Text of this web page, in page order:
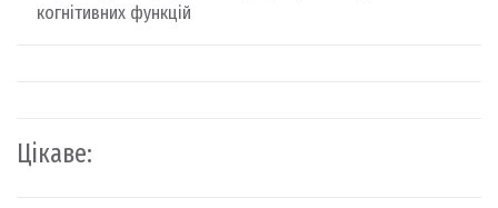
когнітивних функцій
Цікаве: